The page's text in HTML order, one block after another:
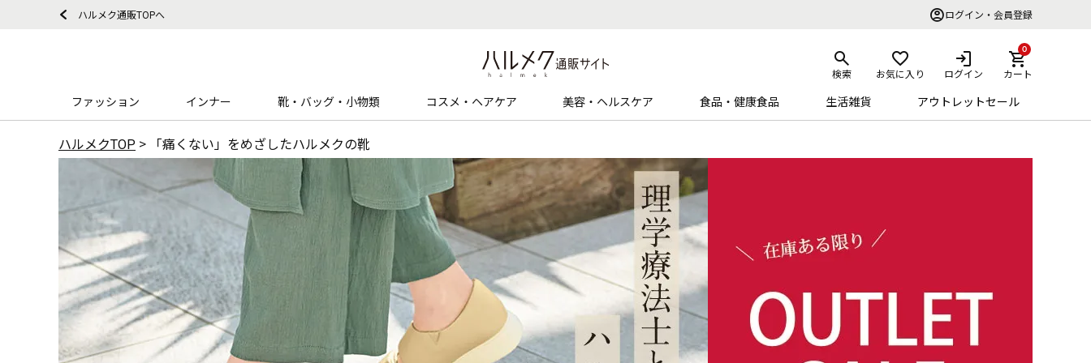
ハルメク通販TOPへ ログイン・会員登録
検索 お気に入り ログイン
0
カート
ファッション インナー 靴・バッグ・小物類 コスメ・ヘアケア 美容・ヘルスケア 食品・健康食品 生活雑貨 アウトレットセール
ハルメクTOP > 「痛くない」をめざしたハルメクの靴